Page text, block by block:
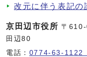
改元に伴う表記の
京田辺市役所 〒
田辺80
電話： 0774-63-1122